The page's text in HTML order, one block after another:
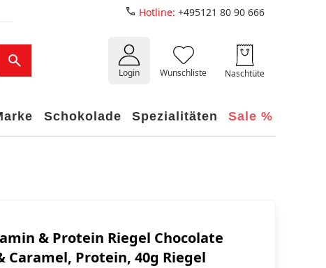
Hotline: +495121 80 90 666
Login Wunschliste Naschtüte
Schokolade Spezialitäten Sale %
& Protein Riegel Chocolate
Caramel, Protein, 40g Riegel